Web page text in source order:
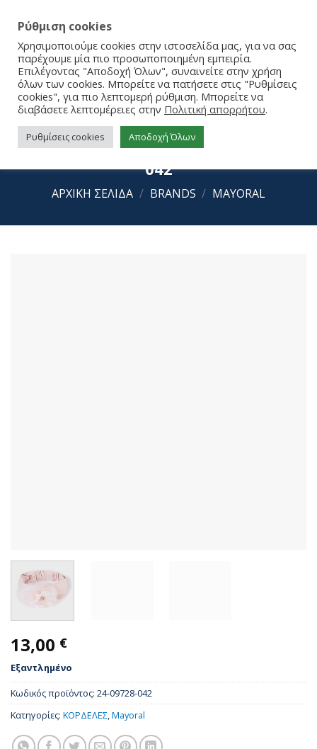
Mayoral Κορδέλα μαλλιών 24-09728-
042
ΑΡΧΙΚΉ ΣΕΛΊΔΑ / BRANDS / MAYORAL
13,00 €
Εξαντλημένο
Κωδικός προϊόντος: 24-09728-042
Κατηγορίες: ΚΟΡΔΕΛΕΣ,Mayoral
Ρύθμιση cookies
Χρησιμοποιούμε cookies στην ιστοσελίδα μας, για να σας
παρέχουμε μία πιο προσωποποιημένη εμπειρία.
Επιλέγοντας "Αποδοχή Όλων", συναινείτε στην χρήση
όλων των cookies. Μπορείτε να πατήσετε στις "Ρυθμίσεις
cookies", για πιο λεπτομερή ρύθμιση. Μπορείτε να
διαβάσετε λεπτομέρειες στην Πολιτική απορρήτου.
Ρυθμίσεις cookies Αποδοχή Όλων